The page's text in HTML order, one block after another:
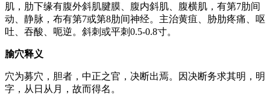
肌，肋下缘有腹外斜肌腱膜、腹内斜肌、腹横肌，有第7肋间
动、静脉，布有第7或第8肋间神经。主治黄疽、胁肋疼痛、呕
吐、吞酸、呃逆。斜刺或平刺0.5-0.8寸。
腧穴释义
穴为募穴，胆者，中正之官，决断出焉。因决断务求其明，明
字，从日从月，故而得名。